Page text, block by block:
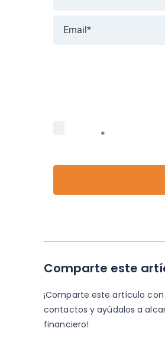
*
Comparte este
¡Comparte este artículo
contactos y ayúdalos a
financiero!